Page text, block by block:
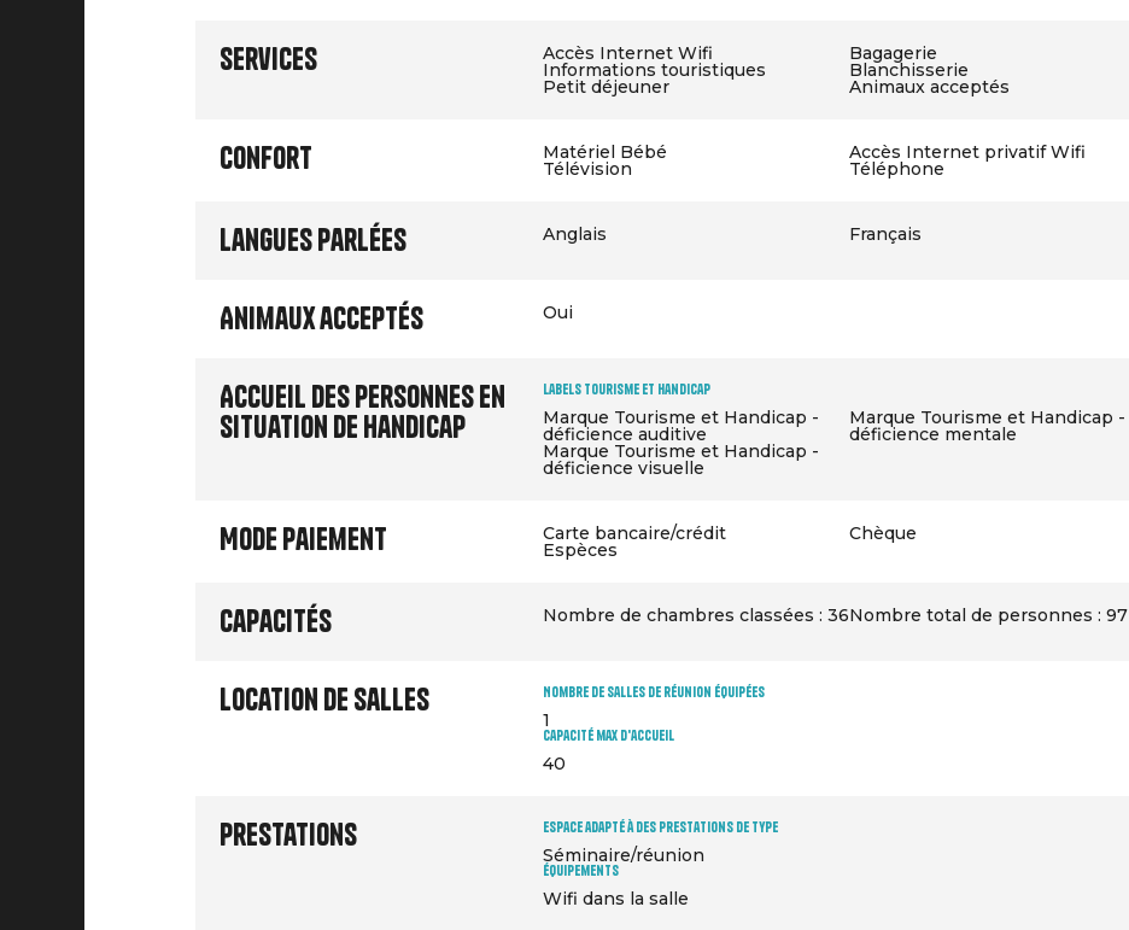
Services Accès Internet Wifi Bagagerie
Informations touristiques Blanchisserie
Petit déjeuner Animaux acceptés
Confort Matériel Bébé Accès Internet privatif Wifi
Télévision Téléphone
Langues parlées Anglais Français
Animaux acceptés Oui
Accueil des personnes en
situation de handicap
Labels Tourisme et Handicap
Marque Tourisme et Handicap -
déficience auditive
Marque Tourisme et Handicap -
déficience mentale
Marque Tourisme et Handicap -
déficience visuelle
Mode paiement Carte bancaire/crédit Chèque
Espèces
Capacités Nombre de chambres classées : 36Nombre total de personnes : 97
Location de salles Nombre de salles de réunion équipées
1
Capacité max d'accueil
40
Prestations Espace adapté à des prestations de type
Séminaire/réunion
Équipements
Wifi dans la salle